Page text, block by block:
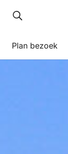
Plan bezoek